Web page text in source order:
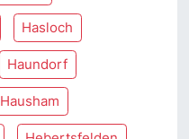
Hasloch
Haundorf
Hausham